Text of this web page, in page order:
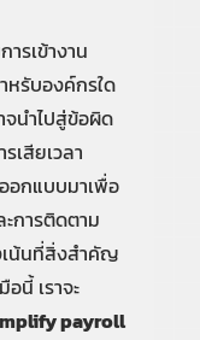
รเข้างาน
รับองค์กรใด
นำไปสู่ข้อผิด
เสียเวลา
อกแบบมาเพื่อ
การติดตาม
เน้นที่สิ่งสำคัญ
นี้ เราจะ
payroll